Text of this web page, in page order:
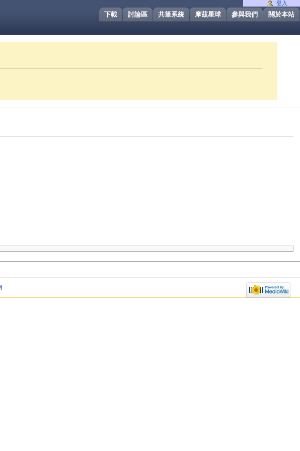
關於本站
參與我們
摩茲星球
共筆系統
討論區
下載
登入